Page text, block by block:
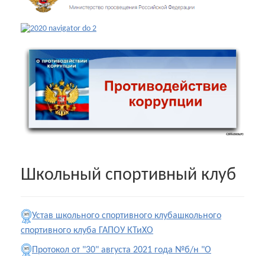
Школьный спортивный клуб
Устав школьного спортивного клубашкольного
спортивного клуба ГАПОУ КТиХО
Протокол от "30" августа 2021 года №б/н "О